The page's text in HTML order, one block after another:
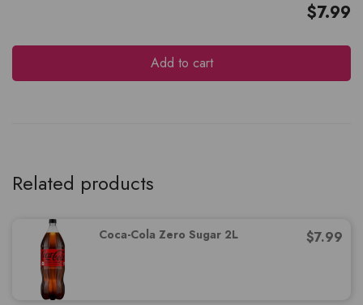
$7.99
Add to cart
Related products
Coca-Cola Zero Sugar 2L $7.99